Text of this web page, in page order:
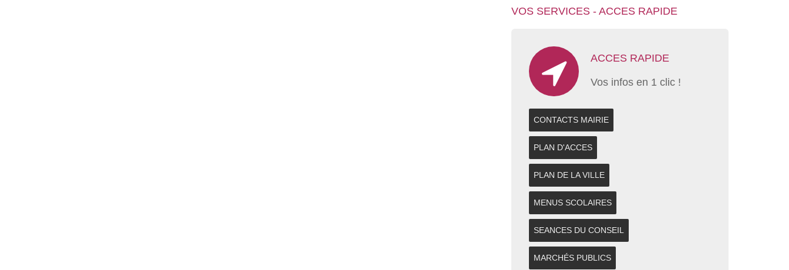
VOS SERVICES - ACCES RAPIDE
ACCES RAPIDE
Vos infos en 1 clic !
CONTACTS MAIRIE
PLAN D'ACCES
PLAN DE LA VILLE
MENUS SCOLAIRES
SEANCES DU CONSEIL
MARCHÉS PUBLICS